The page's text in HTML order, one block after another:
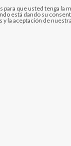
para que usted tenga la
está dando su
y la aceptación de nuestra